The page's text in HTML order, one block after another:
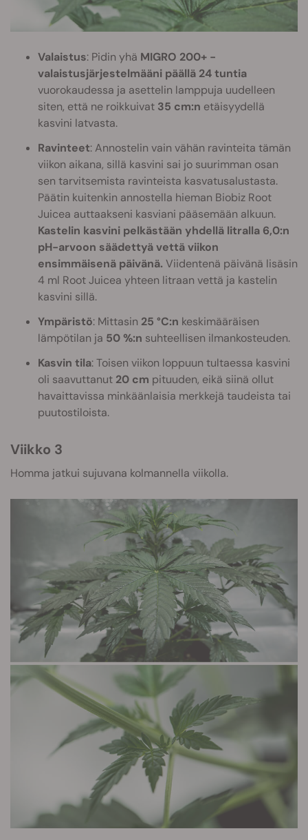
Valaistus: Pidin yhä MIGRO 200+ -
valaistusjärjestelmääni päällä 24 tuntia
vuorokaudessa ja asettelin lamppuja uudelleen
siten, että ne roikkuivat 35 cm:n etäisyydellä
kasvini latvasta.
Ravinteet: Annostelin vain vähän ravinteita tämän
viikon aikana, sillä kasvini sai jo suurimman osan
sen tarvitsemista ravinteista kasvatusalustasta.
Päätin kuitenkin annostella hieman Biobiz Root
Juicea auttaakseni kasviani pääsemään alkuun.
Kastelin kasvini pelkästään yhdellä litralla 6,0:n
pH-arvoon säädettyä vettä viikon
ensimmäisenä päivänä. Viidentenä päivänä lisäsin
4 ml Root Juicea yhteen litraan vettä ja kastelin
kasvini sillä.
Ympäristö: Mittasin 25 °C:n keskimääräisen
lämpötilan ja 50 %:n suhteellisen ilmankosteuden.
Kasvin tila: Toisen viikon loppuun tultaessa kasvini
oli saavuttanut 20 cm pituuden, eikä siinä ollut
havaittavissa minkäänlaisia merkkejä taudeista tai
puutostiloista.
Viikko 3
Homma jatkui sujuvana kolmannella viikolla.